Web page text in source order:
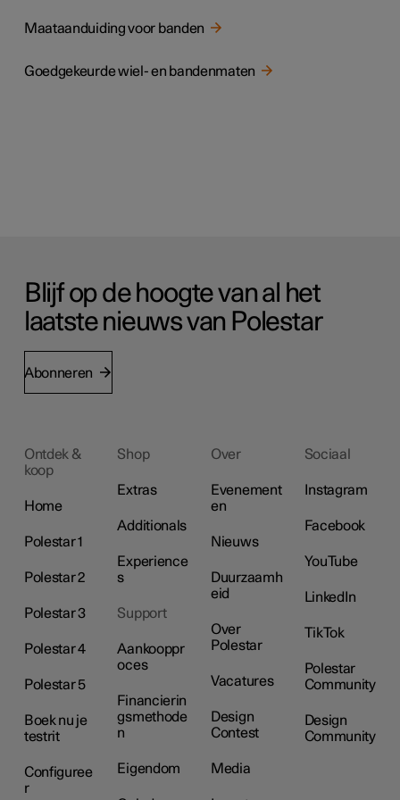
Maataanduiding voor banden
Goedgekeurde wiel- en bandenmaten
Blijf op de hoogte van al het
laatste nieuws van Polestar
Abonneren
Ontdek &
koop
Home
Polestar 1
Polestar 2
Polestar 3
Polestar 4
Polestar 5
Boek nu je
testrit
Configuree
r
Shop
Extras
Additionals
Experience
s
Support
Aankooppr
oces
Financierin
gsmethode
n
Eigendom
Over
Evenement
en
Nieuws
Duurzaamh
eid
Over
Polestar
Vacatures
Design
Contest
Media
Sociaal
Instagram
Facebook
YouTube
LinkedIn
TikTok
Polestar
Community
Design
Community